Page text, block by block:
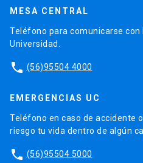
MESA CENTRAL
Teléfono para comunicarse
Universidad.
phone (56)95504 4000
EMERGENCIAS UC
Teléfono en caso de accidente
riesgo tu vida dentro de algún
phone (56)95504 5000